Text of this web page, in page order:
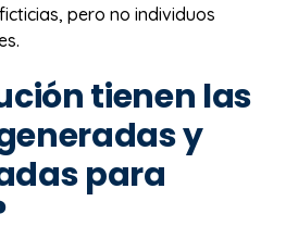
pero no individuos
tienen las
y
para